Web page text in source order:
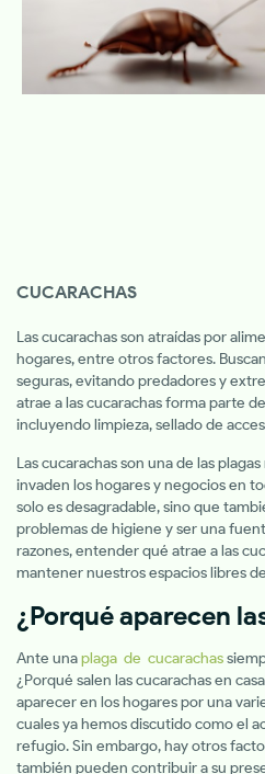
CUCARACHAS
Las cucarachas son atraídas por
hogares, entre otros factores.
seguras, evitando predadores y
atrae a las cucarachas forma parte
incluyendo limpieza, sellado de
Las cucarachas son una de las
invaden los hogares y negocios en
solo es desagradable, sino que
problemas de higiene y ser una
razones, entender qué atrae a las
mantener nuestros espacios libres
¿Porqué aparecen
Ante unaplaga de cucarachas
¿Porqué salen las cucarachas en
aparecer en los hogares por una
cuales ya hemos discutido como el
refugio. Sin embargo, hay otros
también pueden contribuir a su